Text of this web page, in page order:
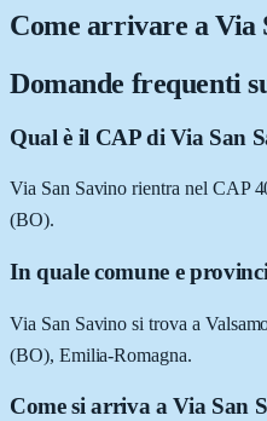
Come arrivare aVia
Domande frequenti
Qual è il CAP di Via San
Via San Savino rientra nel CAP
(BO).
In quale comune e
Via San Savino si trova a
(BO), Emilia-Romagna.
Come si arriva a Via San